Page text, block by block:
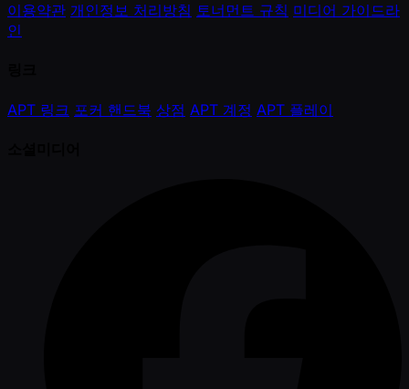
이용약관 개인정보 처리방침 토너먼트 규칙 미디어 가이드라
인
APT 링크 포커 핸드북 상점 APT 계정 APT 플레이